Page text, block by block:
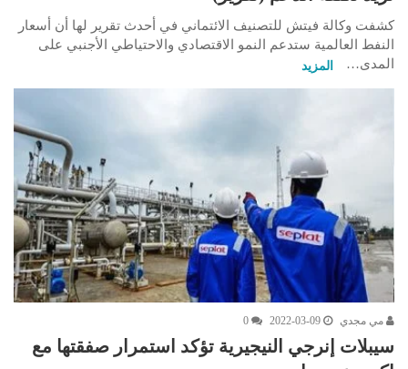
كشفت وكالة فيتش للتصنيف الائتماني في أحدث تقرير لها أن أسعار
النفط العالمية ستدعم النمو الاقتصادي والاحتياطي الأجنبي على
المدى…
المزيد
مي مجدي 2022-03-09
0
سيبلات إنرجي النيجيرية تؤكد استمرار صفقتها مع